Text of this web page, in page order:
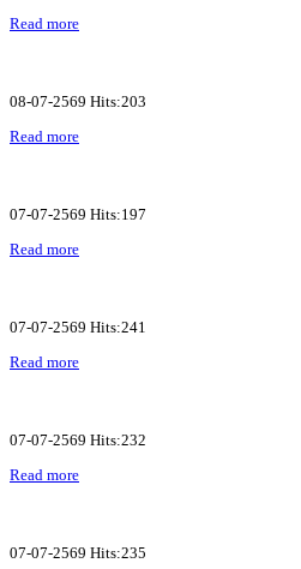
Read more
08-07-2569 Hits:203
Read more
07-07-2569 Hits:197
Read more
07-07-2569 Hits:241
Read more
07-07-2569 Hits:232
Read more
07-07-2569 Hits:235